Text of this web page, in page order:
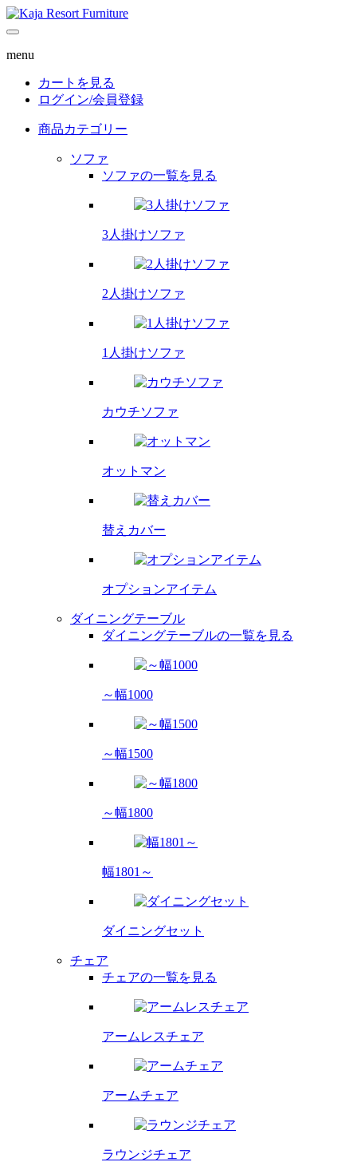
menu
カートを見る
ログイン/会員登録
商品カテゴリー
ソファ
ソファの一覧を見る
3人掛けソファ
2人掛けソファ
1人掛けソファ
カウチソファ
オットマン
替えカバー
オプションアイテム
ダイニングテーブル
ダイニングテーブルの一覧を見る
～幅1000
～幅1500
～幅1800
幅1801～
ダイニングセット
チェア
チェアの一覧を見る
アームレスチェア
アームチェア
ラウンジチェア